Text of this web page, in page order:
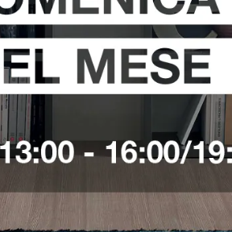
START-
TIME J 05
RI-FLEX 01